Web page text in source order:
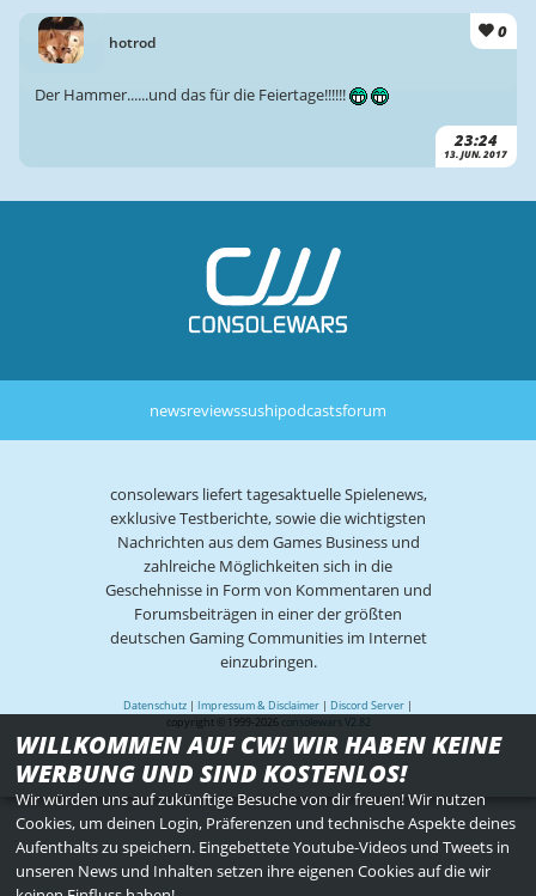
hotrod
0
23:24
13. JUN. 2017
Der Hammer......und das für die Feiertage!!!!!!
newsreviewssushipodcastsforum
consolewars liefert tagesaktuelle Spielenews,
exklusive Testberichte, sowie die wichtigsten
Nachrichten aus dem Games Business und
zahlreiche Möglichkeiten sich in die
Geschehnisse in Form von Kommentaren und
Forumsbeiträgen in einer der größten
deutschen Gaming Communities im Internet
einzubringen.
Datenschutz | Impressum & Disclaimer | Discord Server |
copyright © 1999-2026 consolewars V2.82
WILLKOMMEN AUF CW! WIR HABEN KEINE
WERBUNG UND SIND KOSTENLOS!
Wir würden uns auf zukünftige Besuche von dir freuen! Wir nutzen
Cookies, um deinen Login, Präferenzen und technische Aspekte deines
Aufenthalts zu speichern. Eingebettete Youtube-Videos und Tweets in
unseren News und Inhalten setzen ihre eigenen Cookies auf die wir